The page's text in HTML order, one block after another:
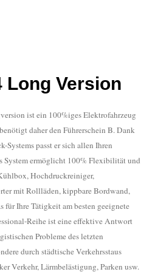
Long Version
ist ein 100%iges Elektrofahrzeug
daher den Führerschein B. Dank
Systems passt er sich allen Ihren
System ermöglicht 100% Flexibilität und
Hochdruckreiniger,
mit Rollläden, kippbare Bordwand,
für Ihre Tätigkeit am besten geeignete
Reihe ist eine effektive Antwort
Probleme des letzten
durch städtische Verkehrsstaus
Verkehr, Lärmbelästigung, Parken usw.